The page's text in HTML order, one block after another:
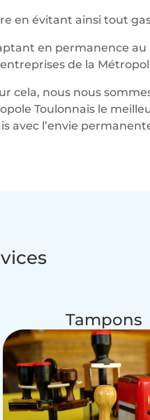
en évitant ainsi tout
en permanence
de la
cela, nous nous
Toulonnais le
l’envie
Tampons